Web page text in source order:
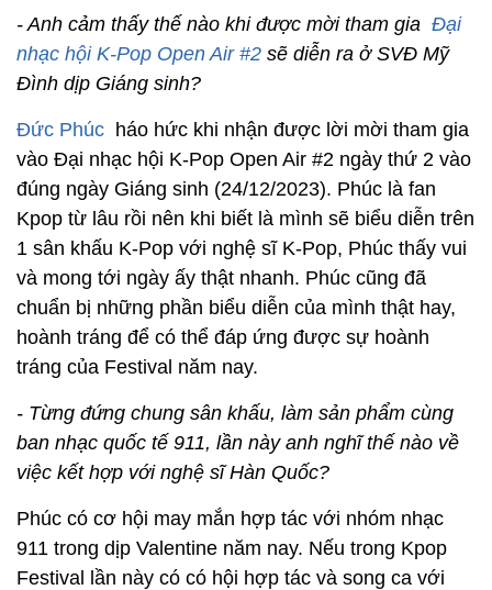
- Anh cảm thấy thế nào khi được mời tham gia Đại
nhạc hội K-Pop Open Air #2 sẽ diễn ra ở SVĐ Mỹ
Đình dịp Giáng sinh?
Đức Phúc háo hức khi nhận được lời mời tham gia
vào Đại nhạc hội K-Pop Open Air #2 ngày thứ 2 vào
đúng ngày Giáng sinh (24/12/2023). Phúc là fan
Kpop từ lâu rồi nên khi biết là mình sẽ biểu diễn trên
1 sân khấu K-Pop với nghệ sĩ K-Pop, Phúc thấy vui
và mong tới ngày ấy thật nhanh. Phúc cũng đã
chuẩn bị những phần biểu diễn của mình thật hay,
hoành tráng để có thể đáp ứng được sự hoành
tráng của Festival năm nay.
- Từng đứng chung sân khấu, làm sản phẩm cùng
ban nhạc quốc tế 911, lần này anh nghĩ thế nào về
việc kết hợp với nghệ sĩ Hàn Quốc?
Phúc có cơ hội may mắn hợp tác với nhóm nhạc
911 trong dịp Valentine năm nay. Nếu trong Kpop
Festival lần này có có hội hợp tác và song ca với